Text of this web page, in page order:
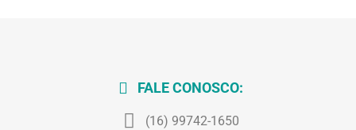
FALE CONOSCO:
(16) 99742-1650